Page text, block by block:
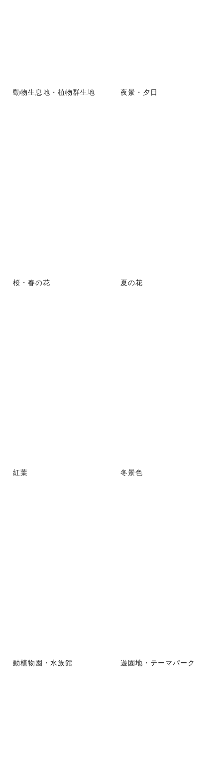
動物生息地・植物群生地 夜景・夕日
桜・春の花 夏の花
紅葉 冬景色
動植物園・水族館 遊園地・テーマパーク